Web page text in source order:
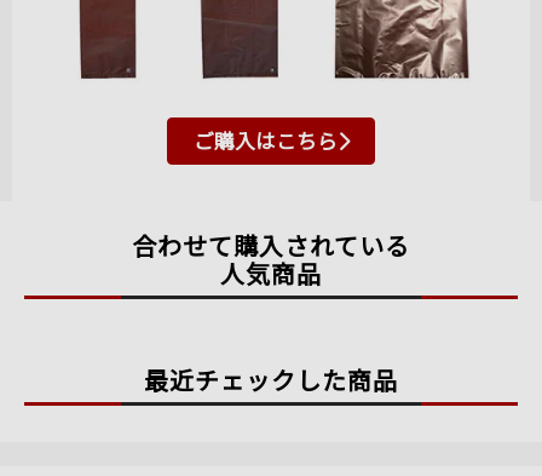
ご購入はこちら
合わせて購入されている
人気商品
最近チェックした商品